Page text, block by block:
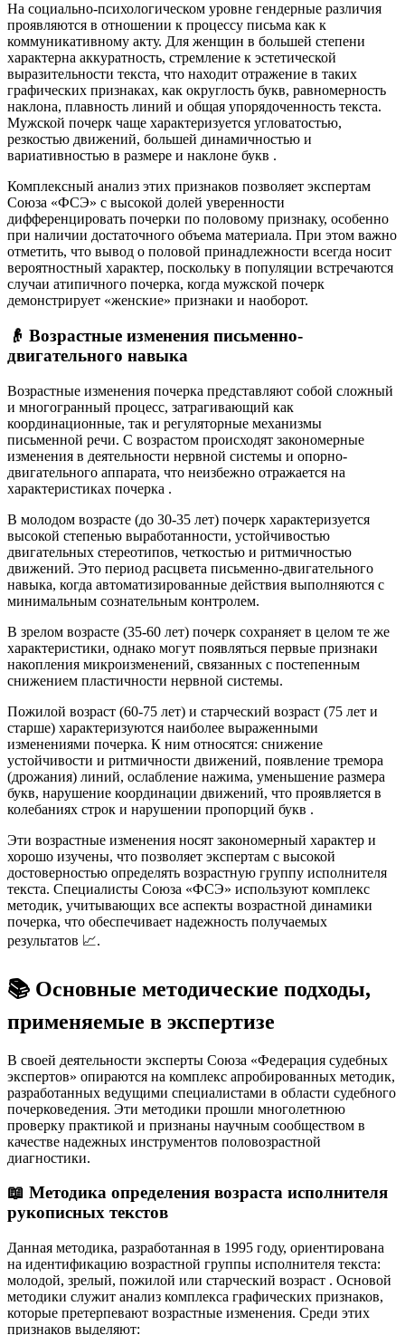
На социально-психологическом уровне гендерные различия
проявляются в отношении к процессу письма как к
коммуникативному акту. Для женщин в большей степени
характерна аккуратность, стремление к эстетической
выразительности текста, что находит отражение в таких
графических признаках, как округлость букв, равномерность
наклона, плавность линий и общая упорядоченность текста.
Мужской почерк чаще характеризуется угловатостью,
резкостью движений, большей динамичностью и
вариативностью в размере и наклоне букв .
Комплексный анализ этих признаков позволяет экспертам
Союза «ФСЭ» с высокой долей уверенности
дифференцировать почерки по половому признаку, особенно
при наличии достаточного объема материала. При этом важно
отметить, что вывод о половой принадлежности всегда носит
вероятностный характер, поскольку в популяции встречаются
случаи атипичного почерка, когда мужской почерк
демонстрирует «женские» признаки и наоборот.
👴 Возрастные изменения письменно-
двигательного навыка
Возрастные изменения почерка представляют собой сложный
и многогранный процесс, затрагивающий как
координационные, так и регуляторные механизмы
письменной речи. С возрастом происходят закономерные
изменения в деятельности нервной системы и опорно-
двигательного аппарата, что неизбежно отражается на
характеристиках почерка .
В молодом возрасте (до 30-35 лет) почерк характеризуется
высокой степенью выработанности, устойчивостью
двигательных стереотипов, четкостью и ритмичностью
движений. Это период расцвета письменно-двигательного
навыка, когда автоматизированные действия выполняются с
минимальным сознательным контролем.
В зрелом возрасте (35-60 лет) почерк сохраняет в целом те же
характеристики, однако могут появляться первые признаки
накопления микроизменений, связанных с постепенным
снижением пластичности нервной системы.
Пожилой возраст (60-75 лет) и старческий возраст (75 лет и
старше) характеризуются наиболее выраженными
изменениями почерка. К ним относятся: снижение
устойчивости и ритмичности движений, появление тремора
(дрожания) линий, ослабление нажима, уменьшение размера
букв, нарушение координации движений, что проявляется в
колебаниях строк и нарушении пропорций букв .
Эти возрастные изменения носят закономерный характер и
хорошо изучены, что позволяет экспертам с высокой
достоверностью определять возрастную группу исполнителя
текста. Специалисты Союза «ФСЭ» используют комплекс
методик, учитывающих все аспекты возрастной динамики
почерка, что обеспечивает надежность получаемых
результатов 📈.
📚 Основные методические подходы,
применяемые в экспертизе
В своей деятельности эксперты Союза «Федерация судебных
экспертов» опираются на комплекс апробированных методик,
разработанных ведущими специалистами в области судебного
почерковедения. Эти методики прошли многолетнюю
проверку практикой и признаны научным сообществом в
качестве надежных инструментов половозрастной
диагностики.
📖 Методика определения возраста исполнителя
рукописных текстов
Данная методика, разработанная в 1995 году, ориентирована
на идентификацию возрастной группы исполнителя текста:
молодой, зрелый, пожилой или старческий возраст . Основой
методики служит анализ комплекса графических признаков,
которые претерпевают возрастные изменения. Среди этих
признаков выделяют: